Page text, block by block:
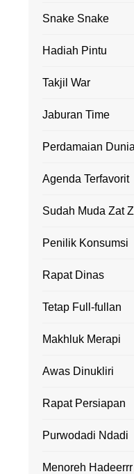
Snake Snake
Hadiah Pintu
Takjil War
Jaburan Time
Perdamaian
Agenda Terfavorit
Sudah Muda Zat
Penilik Konsumsi
Rapat Dinas
Tetap Full-fullan
Makhluk Merapi
Awas Dinukliri
Rapat Persiapan
Purwodadi Ndadi
Menoreh Hadeerrr